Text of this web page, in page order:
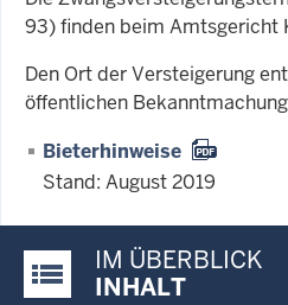
93) finden beim Amtsgericht
Den Ort der Versteigerung
öffentlichen
Bieterhinweise
Stand: August 2019
Justiz-Portal im
IM ÜBERBLICK
INHALT